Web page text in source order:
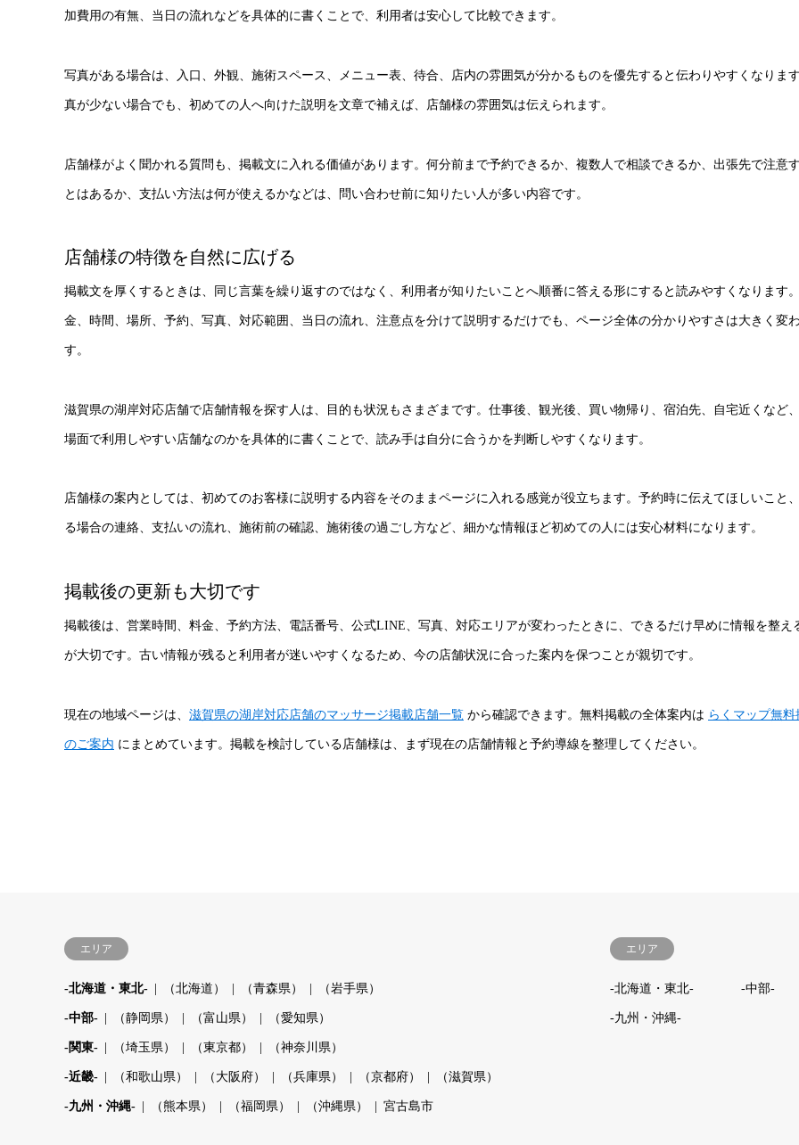
加費用の有無、当日の流れなどを具体的に書くことで、利用者は安心して比較できます。
写真がある場合は、入口、外観、施術スペース、メニュー表、待合、店内の雰囲気が分かるものを優先すると伝わりやすくなりま
真が少ない場合でも、初めての人へ向けた説明を文章で補えば、店舗様の雰囲気は伝えられます。
店舗様がよく聞かれる質問も、掲載文に入れる価値があります。何分前まで予約できるか、複数人で相談できるか、出張先で注意
とはあるか、支払い方法は何が使えるかなどは、問い合わせ前に知りたい人が多い内容です。
店舗様の特徴を自然に広げる
掲載文を厚くするときは、同じ言葉を繰り返すのではなく、利用者が知りたいことへ順番に答える形にすると読みやすくなります
金、時間、場所、予約、写真、対応範囲、当日の流れ、注意点を分けて説明するだけでも、ページ全体の分かりやすさは大きく変
す。
滋賀県の湖岸対応店舗で店舗情報を探す人は、目的も状況もさまざまです。仕事後、観光後、買い物帰り、宿泊先、自宅近くなど
場面で利用しやすい店舗なのかを具体的に書くことで、読み手は自分に合うかを判断しやすくなります。
店舗様の案内としては、初めてのお客様に説明する内容をそのままページに入れる感覚が役立ちます。予約時に伝えてほしいこと
る場合の連絡、支払いの流れ、施術前の確認、施術後の過ごし方など、細かな情報ほど初めての人には安心材料になります。
掲載後の更新も大切です
掲載後は、営業時間、料金、予約方法、電話番号、公式LINE、写真、対応エリアが変わったときに、できるだけ早めに情報を整え
が大切です。古い情報が残ると利用者が迷いやすくなるため、今の店舗状況に合った案内を保つことが親切です。
現在の地域ページは、 滋賀県の湖岸対応店舗のマッサージ掲載店舗一覧 から確認できます。無料掲載の全体案内は らくマップ無料
のご案内 にまとめています。掲載を検討している店舗様は、まず現在の店舗情報と予約導線を整理してください。
エリア
-北海道・東北- （北海道） （青森県） （岩手県）
-中部- （静岡県） （富山県） （愛知県）
-関東- （埼玉県） （東京都） （神奈川県）
-近畿- （和歌山県） （大阪府） （兵庫県） （京都府） （滋賀県）
-九州・沖縄- （熊本県） （福岡県） （沖縄県） 宮古島市
エリア
-北海道・東北- -中部-
-九州・沖縄-